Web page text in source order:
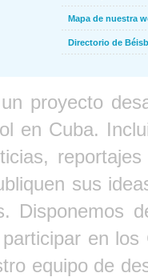
Mapa de nuestra
Directorio de
proyecto
en Cuba.
sus
Disponemos
en
equipo de